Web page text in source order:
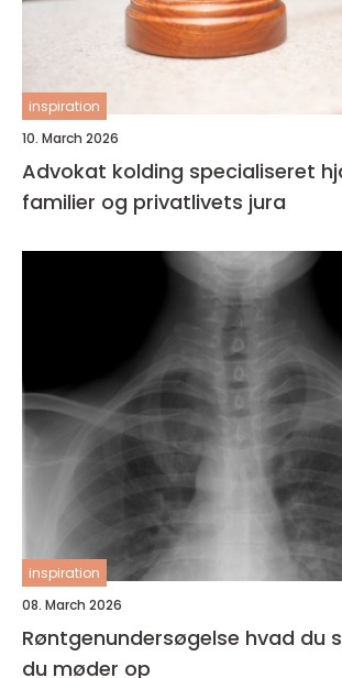
inspiration
10. March 2026
Advokat kolding specialiseret hjælp til
familier og privatlivets jura
inspiration
08. March 2026
Røntgenundersøgelse hvad du skal vide, før
du møder op